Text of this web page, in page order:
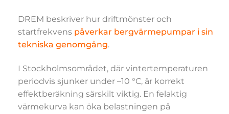
DREM beskriver hur driftmönster och
startfrekvens påverkar bergvärmepumpar i sin
tekniska genomgång.
I Stockholmsområdet, där vintertemperaturen
periodvis sjunker under –10 °C, är korrekt
effektberäkning särskilt viktig. En felaktig
värmekurva kan öka belastningen på